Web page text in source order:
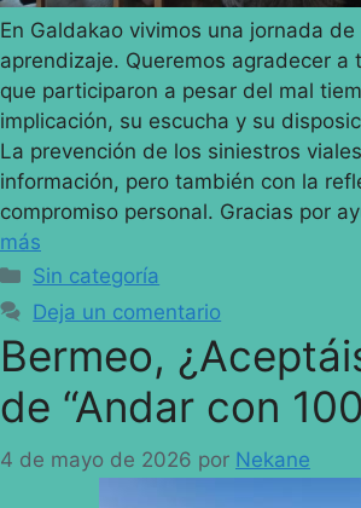
En Galdakao vivimos una jornada
aprendizaje. Queremos agradecer a
que participaron a pesar del mal
implicación, su escucha y su
La prevención de los siniestros
información, pero también con la
compromiso personal. Gracias por
más
Sin categoría
Deja un comentario
Bermeo,
de “Andar con
4 de mayo de 2026 por Nekane